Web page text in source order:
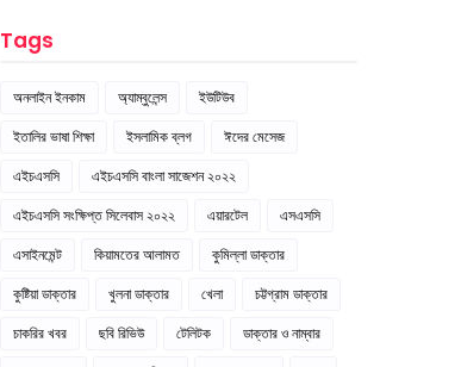
Tags
অনলাইন ইনকাম অ্যাম্বুলেন্স
ইউটিউব
ইতালির ভাষা শিক্ষা
ইসলামিক ব্লগ
ঈদের মেসেজ
এইচএসসি
এইচএসসি বাংলা সাজেশন ২০২২
এইচএসসি সংক্ষিপ্ত সিলেবাস ২০২২
এয়ারটেল
এসএসসি
এসাইনমেন্ট
কিয়ামতের আলামত
কুমিল্লা ডাক্তার
কুষ্টিয়া ডাক্তার
খুলনা ডাক্তার খেলা
চট্টগ্রাম ডাক্তার
চাকরির খবর
ছবি রিভিউ টেলিটক
ডাক্তার ও নাম্বার